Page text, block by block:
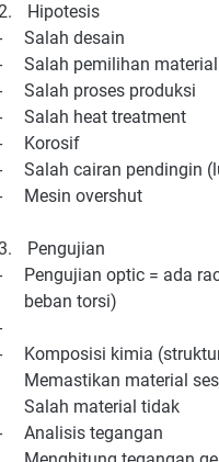
Hipotesis
Salah desain
Salah pemilihan
Salah proses produksi
Salah heat treatment
Korosif
Salah cairan pendingin
Mesin overshut
Pengujian
Pengujian optic = ada
beban torsi)
Komposisi kimia
Memastikan material
Salah material tidak
Analisis tegangan